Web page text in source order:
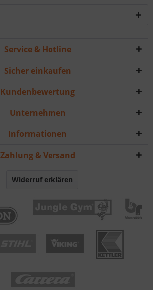
Service & Hotline
Sicher einkaufen
Kundenbewertung
Unternehmen
Informationen
Zahlung & Versand
Widerruf erklären